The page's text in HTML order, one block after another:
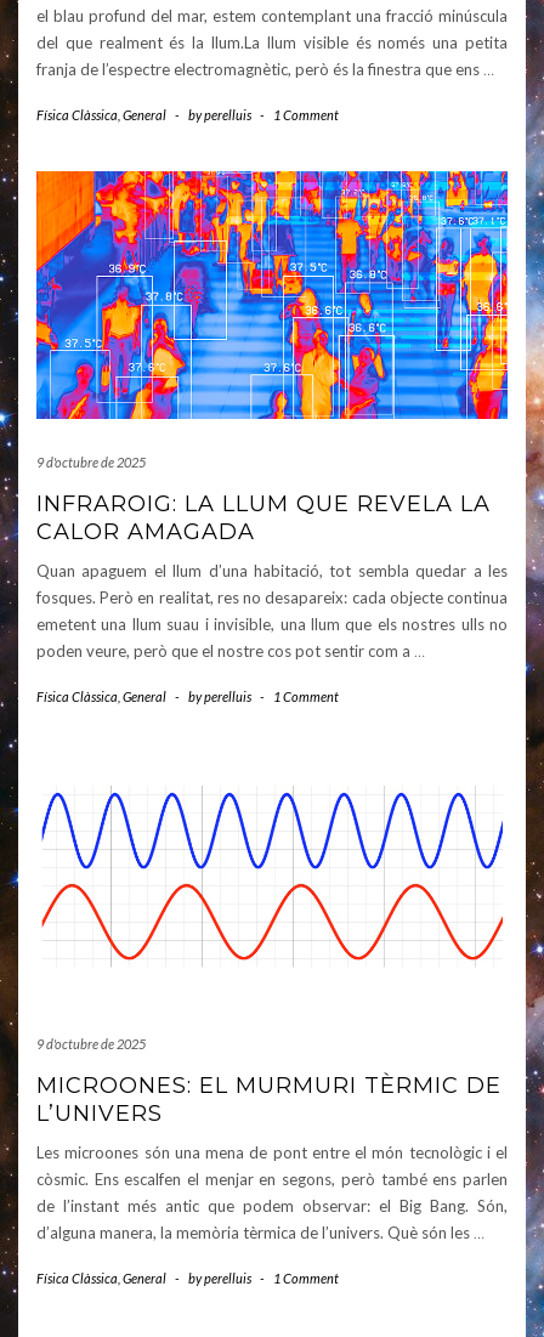
el blau profund del mar, estem contemplant una fracció minúscula
del que realment és la llum.La llum visible és només una petita
franja de l’espectre electromagnètic, però és la finestra que ens …
Física Clàssica General - byperelluis - 1 Comment
9 d'octubre de 2025
INFRAROIG: LA LLUM QUE REVELA LA
CALOR AMAGADA
Quan apaguem el llum d’una habitació, tot sembla quedar a les
fosques. Però en realitat, res no desapareix: cada objecte continua
emetent una llum suau i invisible, una llum que els nostres ulls no
poden veure, però que el nostre cos pot sentir com a …
Física Clàssica General - byperelluis - 1 Comment
9 d'octubre de 2025
MICROONES: EL MURMURI TÈRMIC DE
L’UNIVERS
Les microones són una mena de pont entre el món tecnològic i el
còsmic. Ens escalfen el menjar en segons, però també ens parlen
de l’instant més antic que podem observar: el Big Bang. Són,
d’alguna manera, la memòria tèrmica de l’univers. Què són les…
Física Clàssica General - byperelluis - 1 Comment